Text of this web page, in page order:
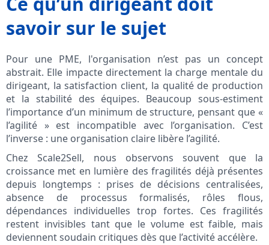
savoir sur le sujet
Pour une PME, l'organisation n’est pas un concept
abstrait. Elle impacte directement la charge mentale du
dirigeant, la satisfaction client, la qualité de production
et la stabilité des équipes. Beaucoup sous-estiment
l’importance d’un minimum de structure, pensant que «
l’agilité » est incompatible avec l’organisation. C’est
l’inverse : une organisation claire libère l’agilité.
Chez Scale2Sell, nous observons souvent que la
croissance met en lumière des fragilités déjà présentes
depuis longtemps : prises de décisions centralisées,
absence de processus formalisés, rôles flous,
dépendances individuelles trop fortes. Ces fragilités
restent invisibles tant que le volume est faible, mais
deviennent soudain critiques dès que l’activité accélère.